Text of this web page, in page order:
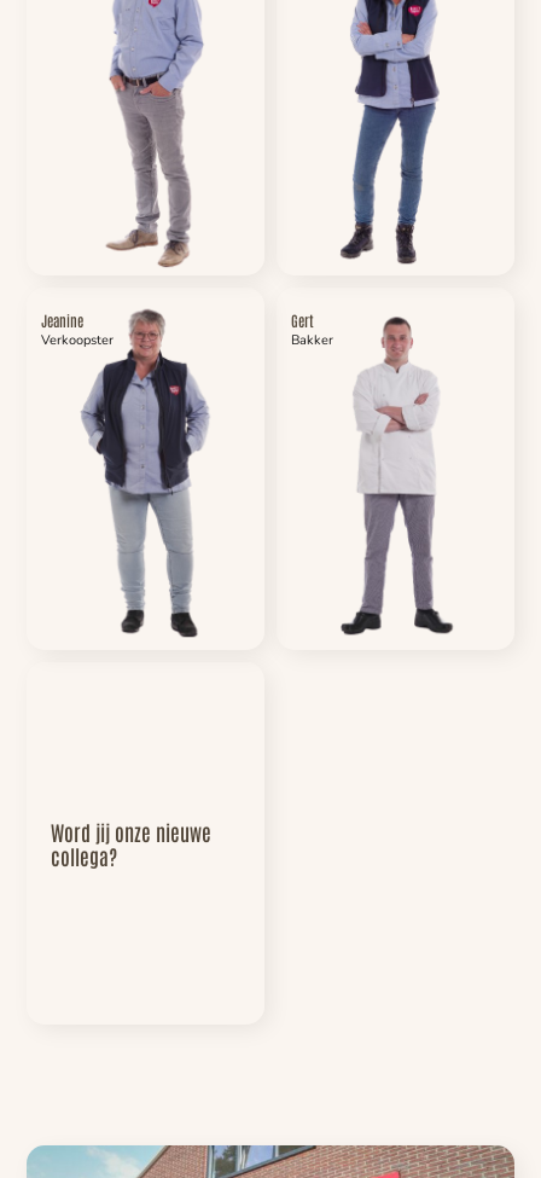
Jeanine
Verkoopster
Gert
Bakker
Word jij onze nieuwe
collega?